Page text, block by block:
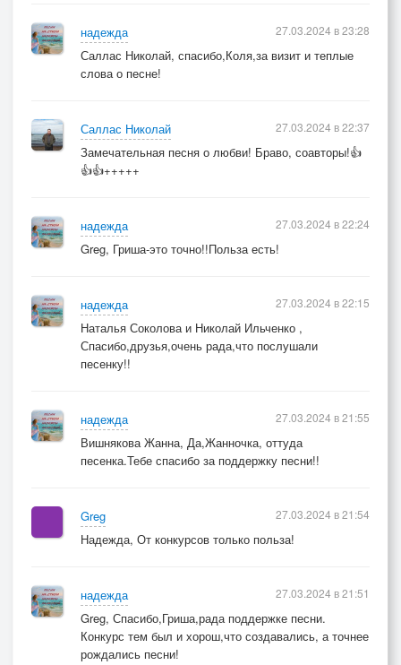
надежда
Саллас Николай, спасибо,Коля,за визит и теплые
слова о песне!
27.03.2024 в 23:28
Саллас Николай
Замечательная песня о любви! Браво, соавторы!👍
👍👍+++++
27.03.2024 в 22:37
надежда
Greg, Гриша-это точно!!Польза есть!
27.03.2024 в 22:24
надежда
Наталья Соколова и Николай Ильченко ,
Спасибо,друзья,очень рада,что послушали
песенку!!
27.03.2024 в 22:15
надежда
Вишнякова Жанна, Да,Жанночка, оттуда
песенка.Тебе спасибо за поддержку песни!!
27.03.2024 в 21:55
Greg
Надежда, От конкурсов только польза!
27.03.2024 в 21:54
надежда
Greg, Спасибо,Гриша,рада поддержке песни.
Конкурс тем был и хорош,что создавались, а точнее
рождались песни!
27.03.2024 в 21:51